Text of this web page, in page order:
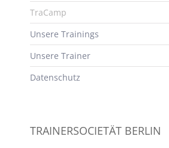
TraCamp
Unsere Trainings
Unsere Trainer
Datenschutz
TRAINERSOCIETÄT BERLIN